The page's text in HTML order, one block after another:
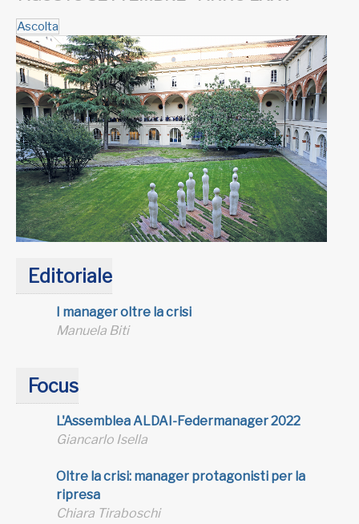
Ascolta
Editoriale
I manager oltre la crisi
Manuela Biti
Focus
L'Assemblea ALDAI-Federmanager 2022
Giancarlo Isella
Oltre la crisi: manager protagonisti per la
ripresa
Chiara Tiraboschi